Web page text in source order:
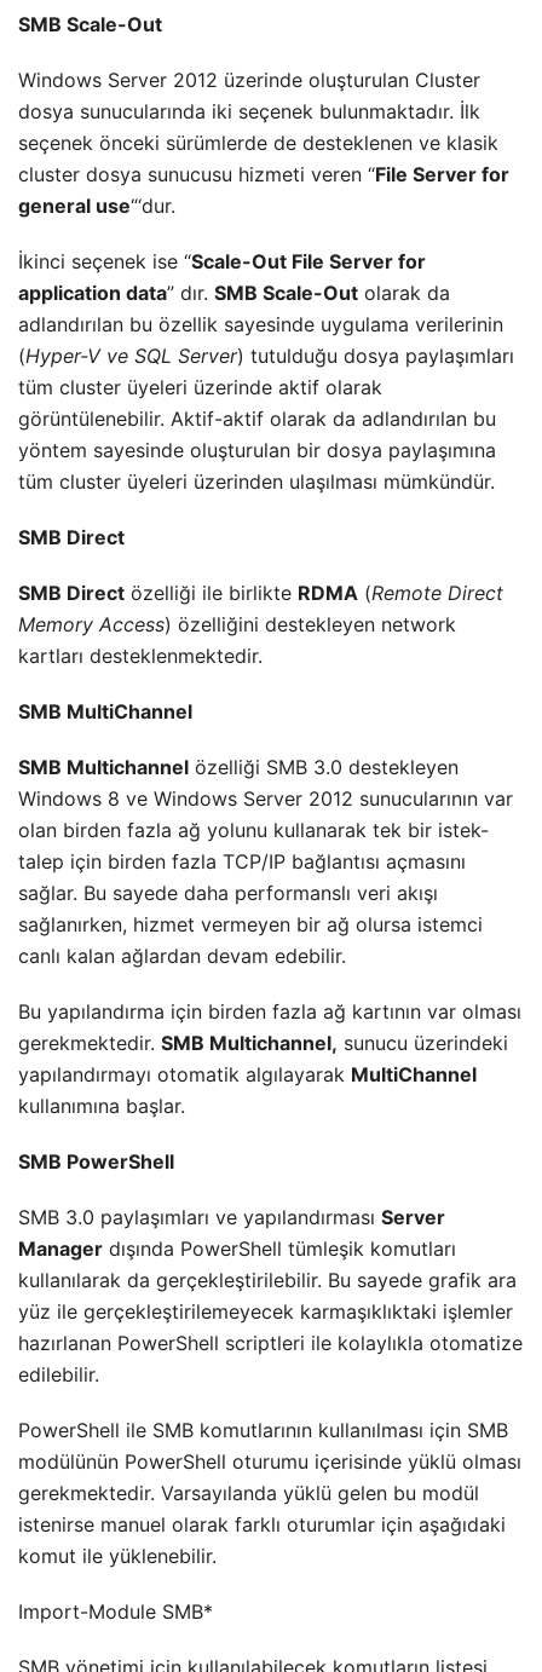
SMB Scale-Out
Windows Server 2012 üzerinde oluşturulan Cluster
dosya sunucularında iki seçenek bulunmaktadır. İlk
seçenek önceki sürümlerde de desteklenen ve klasik
cluster dosya sunucusu hizmeti veren “File Server for
general use“‘dur.
İkinci seçenek ise “Scale-Out File Server for
application data” dır. SMB Scale-Out olarak da
adlandırılan bu özellik sayesinde uygulama verilerinin
(Hyper-V ve SQL Server) tutulduğu dosya paylaşımları
tüm cluster üyeleri üzerinde aktif olarak
görüntülenebilir. Aktif-aktif olarak da adlandırılan bu
yöntem sayesinde oluşturulan bir dosya paylaşımına
tüm cluster üyeleri üzerinden ulaşılması mümkündür.
SMB Direct
SMB Direct özelliği ile birlikte RDMA (Remote Direct
Memory Access) özelliğini destekleyen network
kartları desteklenmektedir.
SMB MultiChannel
SMB Multichannel özelliği SMB 3.0 destekleyen
Windows 8 ve Windows Server 2012 sunucularının var
olan birden fazla ağ yolunu kullanarak tek bir istek-
talep için birden fazla TCP/IP bağlantısı açmasını
sağlar. Bu sayede daha performanslı veri akışı
sağlanırken, hizmet vermeyen bir ağ olursa istemci
canlı kalan ağlardan devam edebilir.
Bu yapılandırma için birden fazla ağ kartının var olması
gerekmektedir. SMB Multichannel, sunucu üzerindeki
yapılandırmayı otomatik algılayarak MultiChannel
kullanımına başlar.
SMB PowerShell
SMB 3.0 paylaşımları ve yapılandırması Server
Manager dışında PowerShell tümleşik komutları
kullanılarak da gerçekleştirilebilir. Bu sayede grafik ara
yüz ile gerçekleştirilemeyecek karmaşıklıktaki işlemler
hazırlanan PowerShell scriptleri ile kolaylıkla otomatize
edilebilir.
PowerShell ile SMB komutlarının kullanılması için SMB
modülünün PowerShell oturumu içerisinde yüklü olması
gerekmektedir. Varsayılanda yüklü gelen bu modül
istenirse manuel olarak farklı oturumlar için aşağıdaki
komut ile yüklenebilir.
Import-Module SMB*
SMB yönetimi için kullanılabilecek komutların listesi